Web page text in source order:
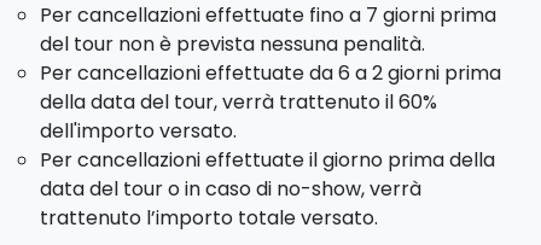
Per cancellazioni effettuate fino a 7 giorni prima
del tour non è prevista nessuna penalità.
Per cancellazioni effettuate da 6 a 2 giorni prima
della data del tour, verrà trattenuto il 60%
dell'importo versato.
Per cancellazioni effettuate il giorno prima della
data del tour o in caso di no-show, verrà
trattenuto l’importo totale versato.